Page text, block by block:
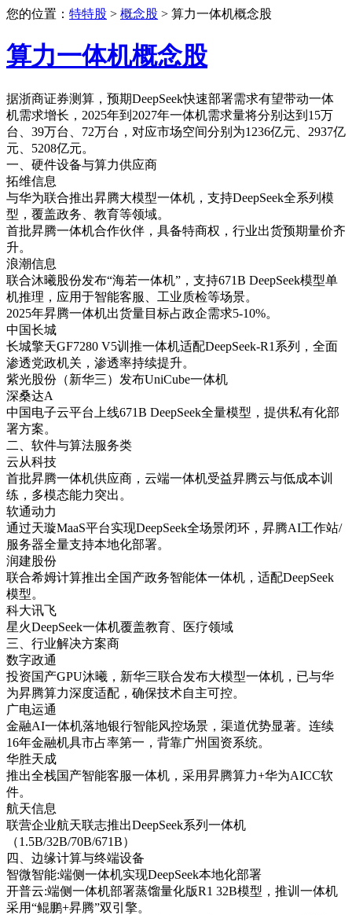
您的位置： 特特股 > 概念股 > 算力一体机概念股
算力一体机概念股
据浙商证券测算，预期DeepSeek快速部署需求有望带动一体
机需求增长，2025年到2027年一体机需求量将分别达到15万
台、39万台、72万台，对应市场空间分别为1236亿元、2937亿
元、5208亿元。
一、硬件设备与算力供应商
拓维信息
与华为联合推出昇腾大模型一体机，支持DeepSeek全系列模
型，覆盖政务、教育等领域。
首批昇腾一体机合作伙伴，具备特商权，行业出货预期量价齐
升。
浪潮信息
联合沐曦股份发布“海若一体机”，支持671B DeepSeek模型单
机推理，应用于智能客服、工业质检等场景。
2025年昇腾一体机出货量目标占政企需求5-10%。
中国长城
长城擎天GF7280 V5训推一体机适配DeepSeek-R1系列，全面
渗透党政机关，渗透率持续提升。
紫光股份（新华三）发布UniCube一体机
深桑达A
中国电子云平台上线671B DeepSeek全量模型，提供私有化部
署方案。
二、软件与算法服务类
云从科技
首批昇腾一体机供应商，云端一体机受益昇腾云与低成本训
练，多模态能力突出。
软通动力
通过天璇MaaS平台实现DeepSeek全场景闭环，昇腾AI工作站/
服务器全量支持本地化部署。
润建股份
联合希姆计算推出全国产政务智能体一体机，适配DeepSeek
模型。
科大讯飞
星火DeepSeek一体机覆盖教育、医疗领域
三、行业解决方案商
数字政通
投资国产GPU沐曦，新华三联合发布大模型一体机，已与华
为昇腾算力深度适配，确保技术自主可控。
广电运通
金融AI一体机落地银行智能风控场景，渠道优势显著。连续
16年金融机具市占率第一，背靠广州国资系统。
华胜天成
推出全栈国产智能客服一体机，采用昇腾算力+华为AICC软
件。
航天信息
联营企业航天联志推出DeepSeek系列一体机
（1.5B/32B/70B/671B）
四、边缘计算与终端设备
智微智能:端侧一体机实现DeepSeek本地化部署
开普云:端侧一体机部署蒸馏量化版R1 32B模型，推训一体机
采用“鲲鹏+昇腾”双引擎。